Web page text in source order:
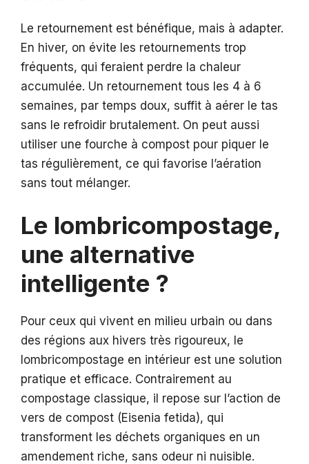
Le retournement est bénéfique, mais à adapter.
En hiver, on évite les retournements trop
fréquents, qui feraient perdre la chaleur
accumulée. Un retournement tous les 4 à 6
semaines, par temps doux, suffit à aérer le tas
sans le refroidir brutalement. On peut aussi
utiliser une fourche à compost pour piquer le
tas régulièrement, ce qui favorise l’aération
sans tout mélanger.
Le lombricompostage,
une alternative
intelligente ?
Pour ceux qui vivent en milieu urbain ou dans
des régions aux hivers très rigoureux, le
lombricompostage en intérieur est une solution
pratique et efficace. Contrairement au
compostage classique, il repose sur l’action de
vers de compost (Eisenia fetida), qui
transforment les déchets organiques en un
amendement riche, sans odeur ni nuisible.